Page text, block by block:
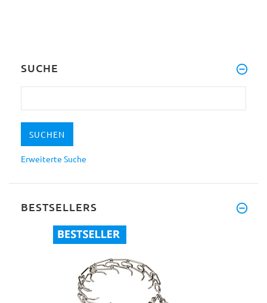
SUCHE
Erweiterte Suche
BESTSELLERS